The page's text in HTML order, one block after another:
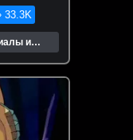
33.3K
и